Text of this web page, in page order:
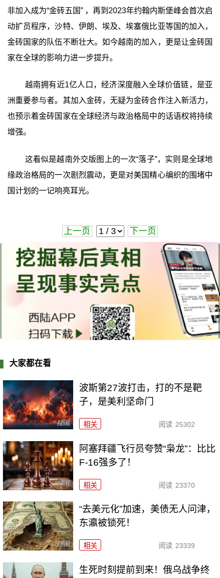
非加入成为“金砖五国” ，再到2023年约翰内斯堡峰会首次启
动扩员程序，沙特、伊朗、埃及、埃塞俄比亚等国的加入，
金砖国家的队伍不断壮大。如今越南的加入，更是让金砖国
家在全球的影响力进一步提升。
越南拥有近1亿人口，经济深度融入全球价值链，是亚
洲重要参与者。其加入金砖，无疑为金砖合作注入新活力，
也预示着金砖国家在全球经济与政治格局中的话语权将持续
增强。
这看似是越南外交版图上的一次“落子”，实则是全球地
缘政治格局的一次剧烈震动，更是对美国精心编织的围堵中
国计划的一记响亮耳光。
上一页 下一页
大家都在看
波斯第27波打击，打的不是靶
子，是美利坚命门
相关 阅读 25302
阿塞拜疆飞行员夸赞“枭龙”：比比
F-16强多了！
相关 阅读 23370
“去美元化”加速，美债无人问津，
东瀛被锁死！
相关 阅读 23339
生死时刻提前到来！俄乌战争终